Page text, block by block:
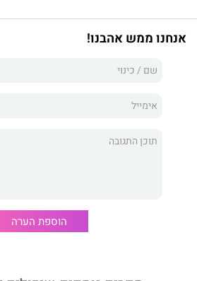
בבית. יש תיאוריות שקיים רק ג'ינג'י אחד
המסתובב בין המפעלים היצרניים
המרתק שלנו, כמו השרב והשרברב. קשה
בסביבתו ושואל שאלות: מדוע המרק תמיד
נביא קידמה ראוי לשמו בלי שזנב של
מצחיק מאין כמותו, המתרחש בנקודת
כנגד האזרח לבין התככים שהאזרח רוקם
המושחז והנהדר של קישון לבין חומרי
אנחנו ממש אהבנו!
הוספת הערה